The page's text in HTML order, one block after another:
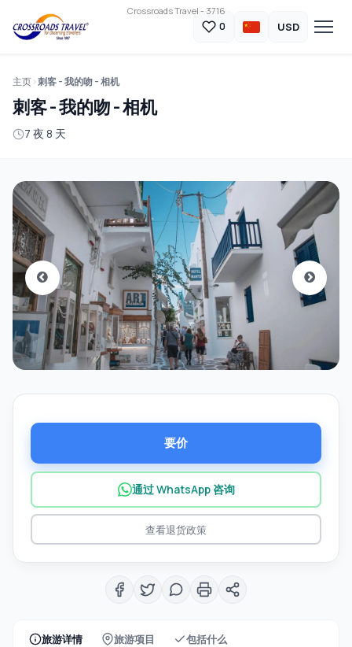
Crossroads Travel - 3716
0 USD
主页 刺客 - 我的吻 - 相机
刺客 - 我的吻 - 相机
7 夜 8 天
旅游详情 旅游项目 包括什么
要价
通过 WhatsApp 咨询
查看退货政策